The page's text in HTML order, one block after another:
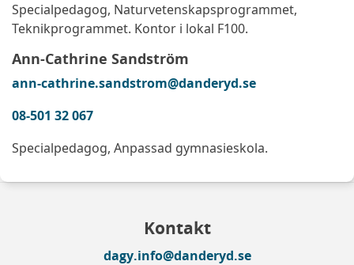
Specialpedagog, Naturvetenskapsprogrammet,
Teknikprogrammet. Kontor i lokal F100.
Ann-Cathrine Sandström
ann-cathrine.sandstrom@danderyd.se
08-501 32 067
Specialpedagog, Anpassad gymnasieskola.
Kontakt
dagy.info@danderyd.se